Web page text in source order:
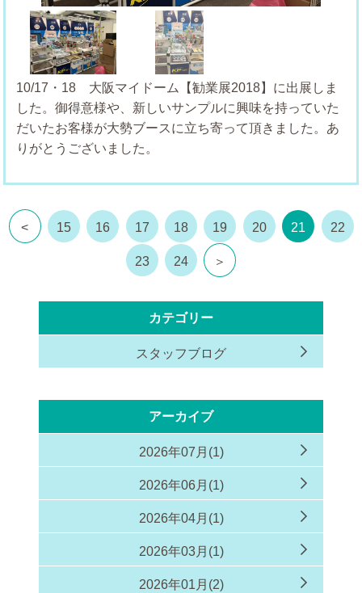
10/17・18 大阪マイドーム【勧業展2018】に出展しま
した。御得意様や、新しいサンプルに興味を持っていた
だいたお客様が大勢ブースに立ち寄って頂きました。あ
りがとうございました。
< 15 16 17 18 19 20 21 22
23 24 ＞
カテゴリー
スタッフブログ
アーカイブ
2026年07月(1)
2026年06月(1)
2026年04月(1)
2026年03月(1)
2026年01月(2)